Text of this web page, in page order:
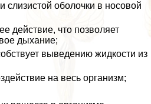
слизистой оболочки в носовой
действие, что позволяет
дыхание;
выведению жидкости из
на весь организм;